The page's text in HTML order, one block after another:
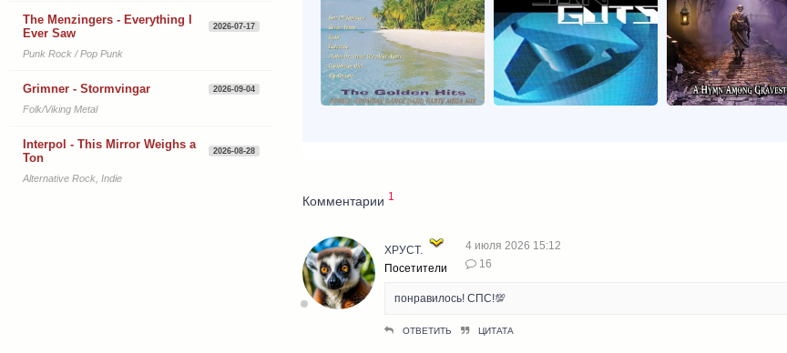
Комментарии 1
ХРУСТ.
Посетители
4 июля 2026 15:12
16
понравилось! СПС!💯
ОТВЕТИТЬ ЦИТАТА
The Menzingers - Everything I
Ever Saw
2026-07-17
Punk Rock / Pop Punk
Grimner - Stormvingar 2026-09-04
Folk/Viking Metal
Interpol - This Mirror Weighs a
Ton
2026-08-28
Alternative Rock, Indie